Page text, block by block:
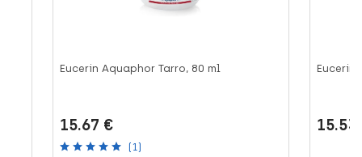
Eucerin Aquaphor Tarro, 80 ml
15.67 €
(1)
Eucerin
15.53